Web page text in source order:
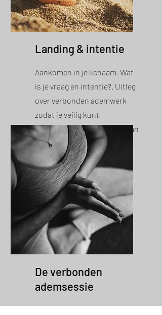
Landing & intentie
Aankomen in je lichaam. Wat
is je vraag en intentie?. Uitleg
over verbonden ademwerk
zodat je veilig kunt
ontspannen en overgeven aan
proces.
De verbonden
ademsessie